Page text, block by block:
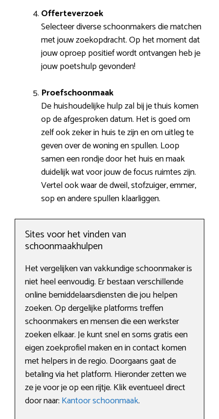
Offerteverzoek
Selecteer diverse schoonmakers die matchen
met jouw zoekopdracht. Op het moment dat
jouw oproep positief wordt ontvangen heb je
jouw poetshulp gevonden!
Proefschoonmaak
De huishoudelijke hulp zal bij je thuis komen
op de afgesproken datum. Het is goed om
zelf ook zeker in huis te zijn en om uitleg te
geven over de woning en spullen. Loop
samen een rondje door het huis en maak
duidelijk wat voor jouw de focus ruimtes zijn.
Vertel ook waar de dweil, stofzuiger, emmer,
sop en andere spullen klaarliggen.
Sites voor het vinden van
schoonmaakhulpen
Het vergelijken van vakkundige schoonmaker is
niet heel eenvoudig. Er bestaan verschillende
online bemiddelaarsdiensten die jou helpen
zoeken. Op dergelijke platforms treffen
schoonmakers en mensen die een werkster
zoeken elkaar. Je kunt snel en soms gratis een
eigen zoekprofiel maken en in contact komen
met helpers in de regio. Doorgaans gaat de
betaling via het platform. Hieronder zetten we
ze je voor je op een rijtje. Klik eventueel direct
door naar: Kantoor schoonmaak.